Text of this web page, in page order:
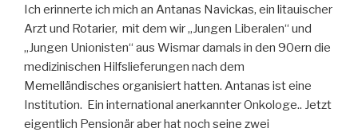
Ich erinnerte ich mich an Antanas Navickas, ein litauischer
Arzt und Rotarier, mit dem wir „Jungen Liberalen“ und
„Jungen Unionisten“ aus Wismar damals in den 90ern die
medizinischen Hilfslieferungen nach dem
Memelländisches organisiert hatten. Antanas ist eine
Institution. Ein international anerkannter Onkologe.. Jetzt
eigentlich Pensionär aber hat noch seine zwei